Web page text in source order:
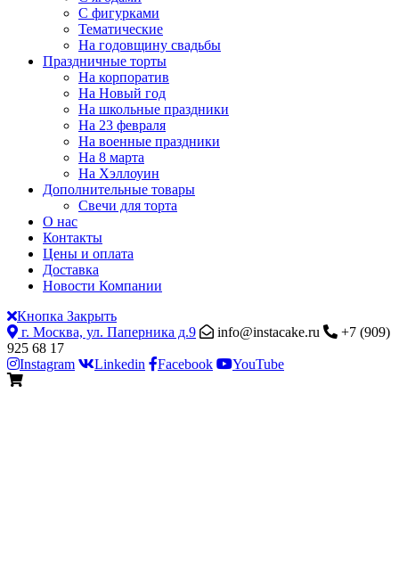
С фигурками
Тематические
На годовщину свадьбы
Праздничные торты
На корпоратив
На Новый год
На школьные праздники
На 23 февраля
На военные праздники
На 8 марта
На Хэллоуин
Дополнительные товары
Свечи для торта
О нас
Контакты
Цены и оплата
Доставка
Новости Компании
Кнопка Закрыть
г. Москва, ул. Паперника д.9
info@instacake.ru
+7 (909)
925 68 17
Instagram
Linkedin Facebook YouTube